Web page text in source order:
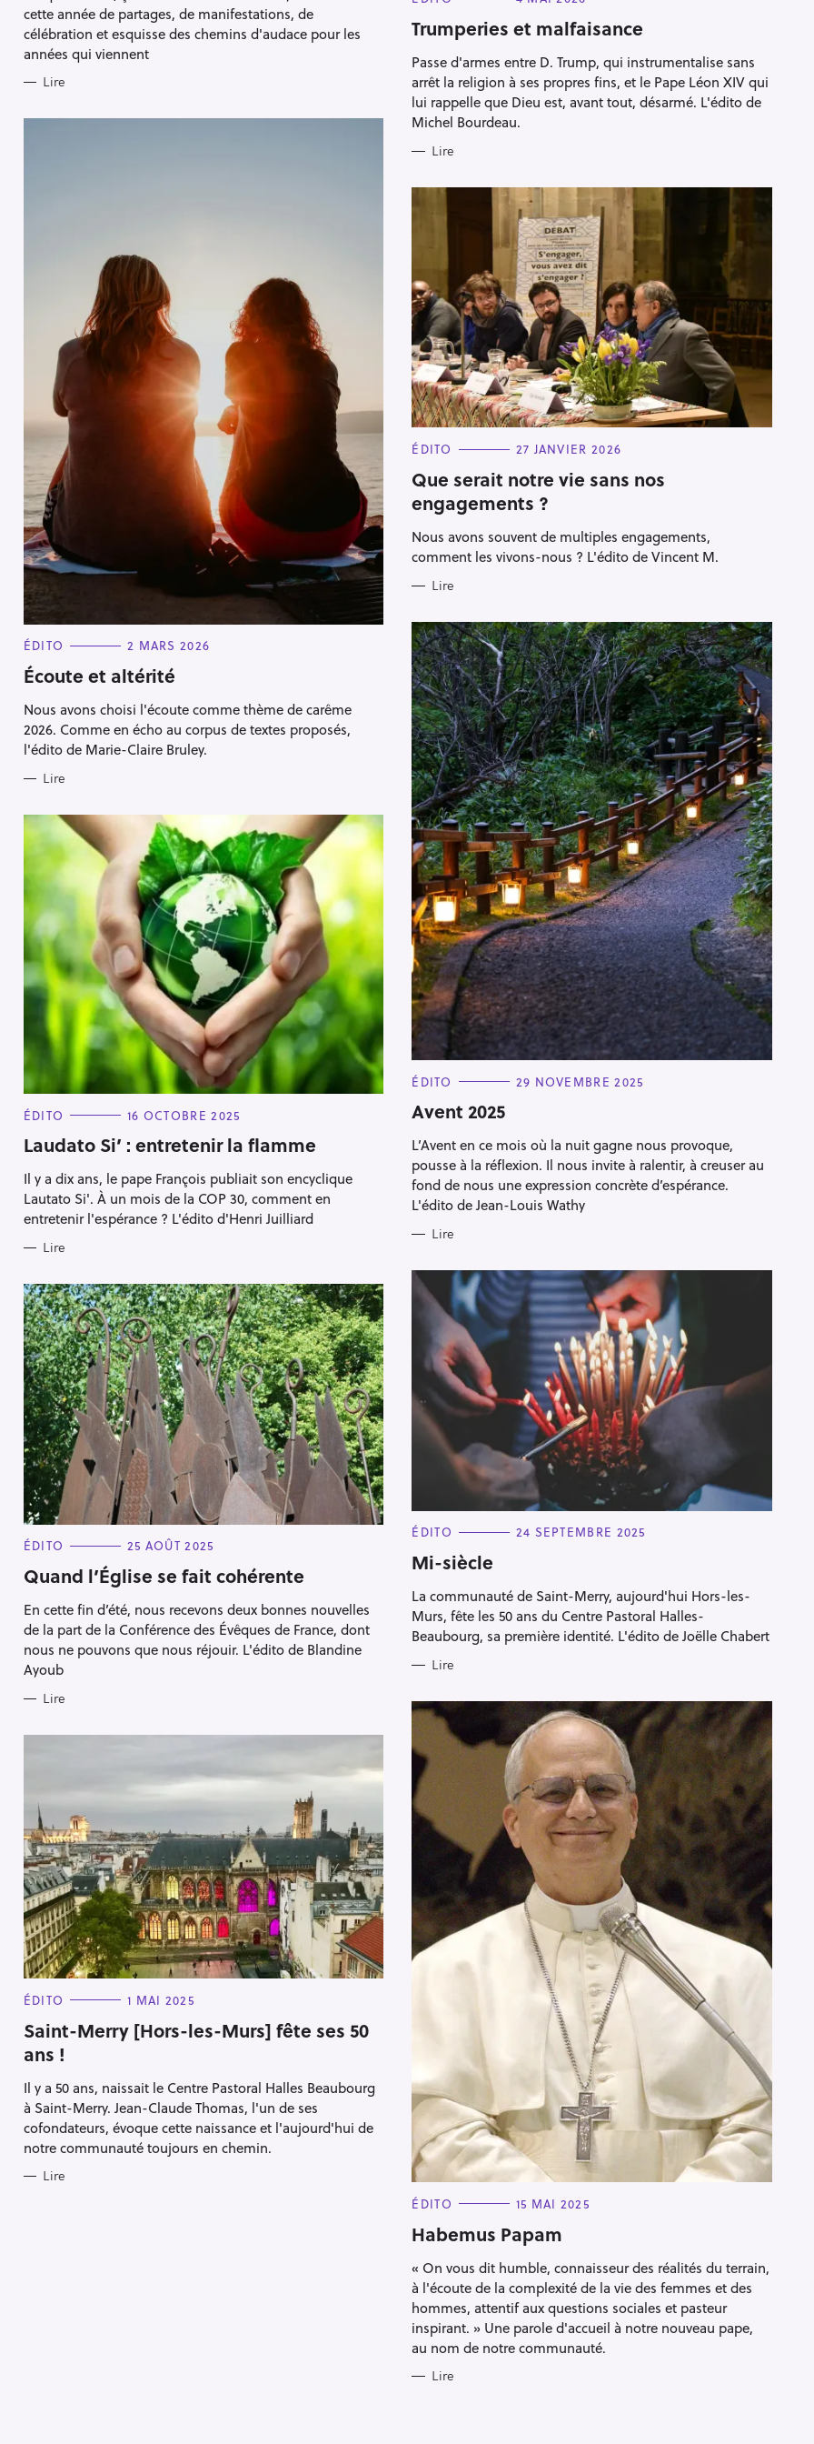
S
cette année de partages, de manifestations, de
célébration et esquisse des chemins d'audace pour les
années qui viennent
Lire
T
E
O
R
I
E
S
Trumperies et malfaisance
Passe d'armes entre D. Trump, qui instrumentalise sans
arrêt la religion à ses propres fins, et le Pape Léon XIV qui
lui rappelle que Dieu est, avant tout, désarmé. L'édito de
Michel Bourdeau.
Lire
C
T
E
O
R
I
E
S
ÉDITO 2 MARS 2026
Écoute et altérité
Nous avons choisi l'écoute comme thème de carême
2026. Comme en écho au corpus de textes proposés,
l'édito de Marie-Claire Bruley.
Lire
C
T
E
G
O
I
S
ÉDITO 27 JANVIER 2026
Que serait notre vie sans nos
engagements ?
Nous avons souvent de multiples engagements,
comment les vivons-nous ? L'édito de Vincent M.
Lire
C
T
E
O
I
E
S
ÉDITO 29 NOVEMBRE 2025
Avent 2025
L’Avent en ce mois où la nuit gagne nous provoque,
pousse à la réflexion. Il nous invite à ralentir, à creuser au
fond de nous une expression concrète d’espérance.
L'édito de Jean-Louis Wathy
Lire
C
T
E
O
R
I
E
S
ÉDITO 16 OCTOBRE 2025
Laudato Si’ : entretenir la flamme
Il y a dix ans, le pape François publiait son encyclique
Lautato Si'. À un mois de la COP 30, comment en
entretenir l'espérance ? L'édito d'Henri Juilliard
Lire
C
T
E
O
R
I
E
S
ÉDITO 24 SEPTEMBRE 2025
Mi-siècle
La communauté de Saint-Merry, aujourd'hui Hors-les-
Murs, fête les 50 ans du Centre Pastoral Halles-
Beaubourg, sa première identité. L'édito de Joëlle Chabert
Lire
C
T
E
O
R
I
E
S
ÉDITO 25 AOÛT 2025
Quand l’Église se fait cohérente
En cette fin d’été, nous recevons deux bonnes nouvelles
de la part de la Conférence des Évêques de France, dont
nous ne pouvons que nous réjouir. L'édito de Blandine
Ayoub
Lire
C
T
E
O
R
I
E
S
ÉDITO 15 MAI 2025
Habemus Papam
« On vous dit humble, connaisseur des réalités du terrain,
à l'écoute de la complexité de la vie des femmes et des
hommes, attentif aux questions sociales et pasteur
inspirant. » Une parole d'accueil à notre nouveau pape,
au nom de notre communauté.
Lire
C
T
E
G
O
I
E
S
ÉDITO 1 MAI 2025
Saint-Merry [Hors-les-Murs] fête ses 50
ans !
Il y a 50 ans, naissait le Centre Pastoral Halles Beaubourg
à Saint-Merry. Jean-Claude Thomas, l'un de ses
cofondateurs, évoque cette naissance et l'aujourd'hui de
notre communauté toujours en chemin.
Lire